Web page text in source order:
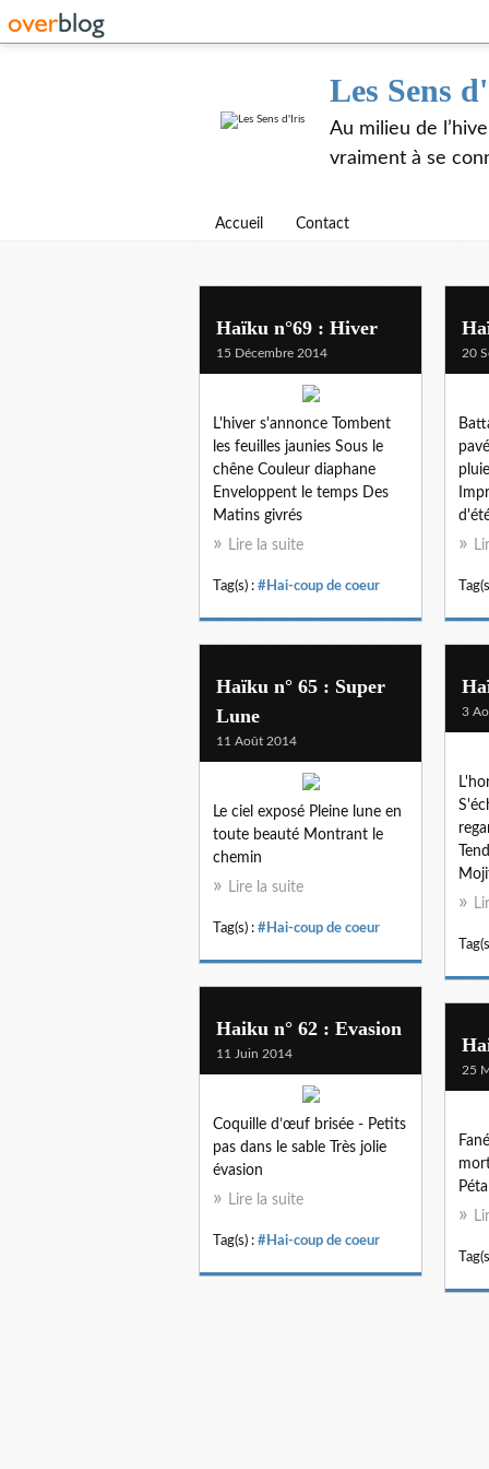
Les Sens
Au milieu de
vraiment à se
Accueil Contact
hai-coup de coeur
Haïku n°69 : Hiver
15 Décembre 2014
L'hiver s'annonce Tombent
les feuilles jaunies Sous le
chêne Couleur diaphane
Enveloppent le temps Des
Matins givrés
Lire la suite
Tag(s) : #Hai-coup de coeur
20
Haïku n° 65 : Super
Lune
11 Août 2014
Le ciel exposé Pleine lune en
toute beauté Montrant le
chemin
Lire la suite
Tag(s) : #Hai-coup de coeur
3
Haiku n° 62 : Evasion
11 Juin 2014
Coquille d’œuf brisée - Petits
pas dans le sable Très jolie
évasion
Lire la suite
Tag(s) : #Hai-coup de coeur
25